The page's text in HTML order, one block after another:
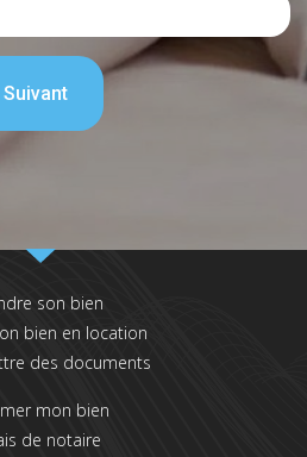
son bien
bien en location
des documents
mon bien
de notaire